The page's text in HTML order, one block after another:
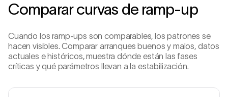
Comparar curvas de ramp-up
Cuando los ramp-ups son comparables, los patrones se
hacen visibles. Comparar arranques buenos y malos, datos
actuales e históricos, muestra dónde están las fases
críticas y qué parámetros llevan a la estabilización.